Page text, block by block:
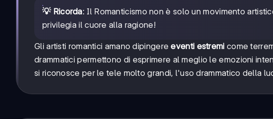
💡 Ricorda: Il Romanticismo non è solo un movimento
privilegia il cuore alla ragione!
Gli artisti romantici amano dipingereeventi estremi come
drammatici permettono di esprimere al meglio le emozioni
si riconosce per le tele molto grandi, l'uso drammatico della